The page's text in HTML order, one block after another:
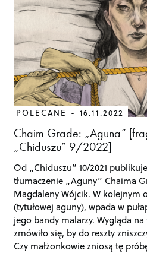
POLECANE 16.11.2022
Chaim Grade: „Aguna”
„Chiduszu” 9/2022]
Od „Chiduszu” 10/2021
tłumaczenie „Aguny” Chaima
Magdaleny Wójcik. W kolejnym
(tytułowej aguny), wpada w
jego bandy malarzy. Wygląda
zmówiło się, by do reszty
Czy małżonkowie zniosą tę